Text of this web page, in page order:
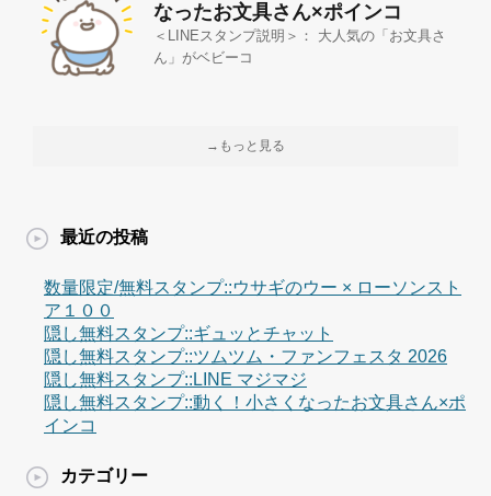
なったお文具さん×ポインコ
＜LINEスタンプ説明＞： 大人気の「お文具さ
ん」がベビーコ
→もっと見る
最近の投稿
数量限定/無料スタンプ::ウサギのウー × ローソンスト
ア１００
隠し無料スタンプ::ギュッとチャット
隠し無料スタンプ::ツムツム・ファンフェスタ 2026
隠し無料スタンプ::LINE マジマジ
隠し無料スタンプ::動く！小さくなったお文具さん×ポ
インコ
カテゴリー